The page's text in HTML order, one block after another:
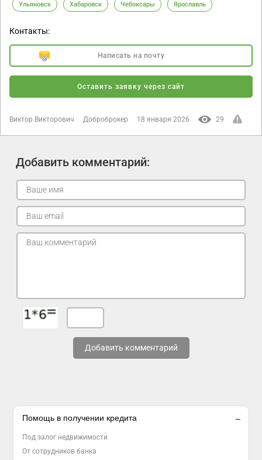
Ульяновск Хабаровск Чебоксары Ярославль
Контакты:
Написать на почту
Оставить заявку через сайт
Виктор Викторович Доброброкер 18 января 2026 29
Добавить комментарий:
Добавить комментарий
Помощь в получении кредита
Под залог недвижимости
От сотрудников банка